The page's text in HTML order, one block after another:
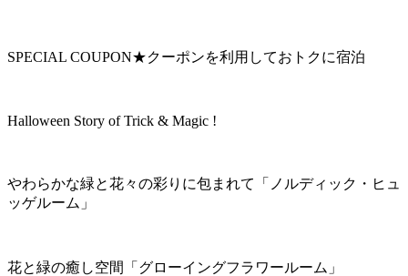
SPECIAL COUPON★クーポンを利用しておトクに宿泊
Halloween Story of Trick & Magic !
やわらかな緑と花々の彩りに包まれて「ノルディック・ヒュ
ッゲルーム」
花と緑の癒し空間「グローイングフラワールーム」